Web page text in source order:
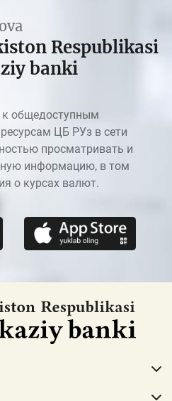
Respublikasi
banki
к общедоступным
ЦБ РУз в сети
просматривать и
информацию, в том
о курсах валют.